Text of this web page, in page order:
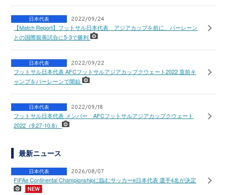
日本代表 2022/09/24
【Match Report】フットサル日本代表 アジアカップを前に、バーレーン
との国際親善試合に5-3で勝利
日本代表 2022/09/22
フットサル日本代表 AFCフットサルアジアカップクウェート2022 直前キ
ャンプをバーレーンで開始
日本代表 2022/09/18
フットサル日本代表 メンバー AFCフットサルアジアカップクウェート
2022（9.27-10.8）
最新ニュース
日本代表 2026/08/07
FIFAe Continental Championshipに臨むサッカーe日本代表 選手4名が決定